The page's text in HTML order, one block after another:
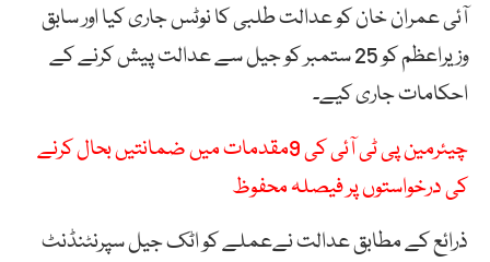
آئی عمران خان کو عدالت طلبی کا نوٹس جاری کیا اور سابق
وزیراعظم کو 25 ستمبر کو جیل سے عدالت پیش کرنے کے
احکامات جاری کیے۔
چیئرمین پی ٹی آئی کی 9مقدمات میں ضمانتیں بحال کرنے
کی درخواستوں پر فیصلہ محفوظ
ذرائع کے مطابق عدالت نےعملے کو اٹک جیل سپرنٹنڈنٹ